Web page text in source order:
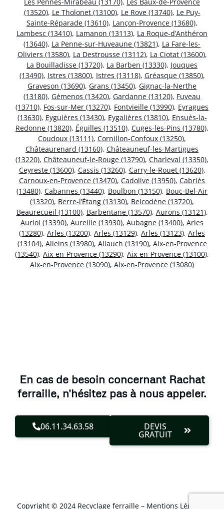
(13520), Le Tholonet (13100), Le Rove (13740), Le Puy-
Sainte-Réparade (13610), Lançon-Provence (13680),
Lambesc (13410), Lamanon (13113), La Roque-d’Anthéron
(13640), La Penne-sur-Huveaune (13821), La Fare-les-
Oliviers (13580), La Destrousse (13112), La Ciotat (13600),
La Bouilladisse (13720), La Barben (13330), Jouques
(13490), Istres (13800), Istres (13118), Gréasque (13850),
Graveson (13690), Grans (13450), Gignac-la-Nerthe
(13180), Gémenos (13420), Gardanne (13120), Fuveau
(13710), Fos-sur-Mer (13270), Fontvieille (13990), Eyragues
(13630), Eyguières (13430), Eygalières (13810), Ensuès-la-
Redonne (13820), Éguilles (13510), Cuges-les-Pins (13780),
Coudoux (13111), Cornillon-Confoux (13250),
Châteaurenard (13160), Châteauneuf-les-Martigues
(13220), Châteauneuf-le-Rouge (13790), Charleval (13350),
Ceyreste (13600), Cassis (13260), Carry-le-Rouet (13620),
Carnoux-en-Provence (13470), Cadolive (13950), Cabriès
(13480), Cabannes (13440), Boulbon (13150), Bouc-Bel-Air
(13320), Berre-l’Étang (13130), Belcodène (13720),
Beaurecueil (13100), Barbentane (13570), Aurons (13121),
Auriol (13390), Aureille (13930), Aubagne (13400), Arles
(13280), Arles (13200), Arles (13129), Arles (13123), Arles
(13104), Alleins (13980), Allauch (13190), Aix-en-Provence
(13540), Aix-en-Provence (13290), Aix-en-Provence (13100),
Aix-en-Provence (13090), Aix-en-Provence (13080)
En cas de besoin concernant Rachat
ferraille, n'hésitez pas à nous appeler.
06.11.34.63.58 DEVIS
GRATUIT
Copyright © 2024 Recyclage ferraille – Mentions Légales